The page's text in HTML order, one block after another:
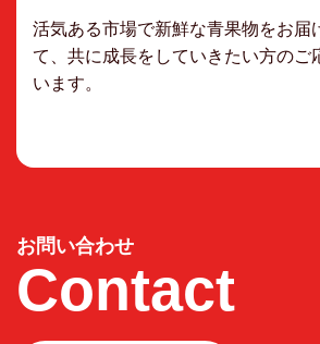
活気ある市場で新鮮な青果物をお届
て、共に成長をしていきたい方のご
います。
お問い合わせ
Contact